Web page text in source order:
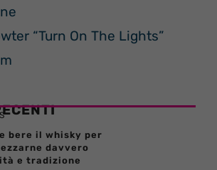
“Turn On The Lights”
bere il whisky per
davvero
e tradizione